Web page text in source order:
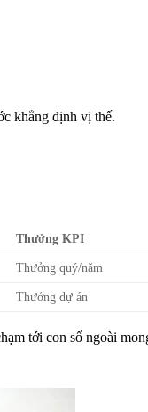
khẳng định vị thế.
Thưởng KPI
Thưởng quý/năm
Thưởng dự án
tới con số ngoài